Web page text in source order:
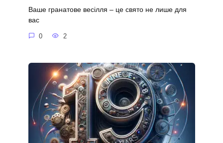
Ваше гранатове весілля – це свято не лише для
вас
0 2